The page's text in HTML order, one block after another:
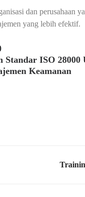
dan perusahaan
yang lebih efektif.
Standar ISO
Keamanan